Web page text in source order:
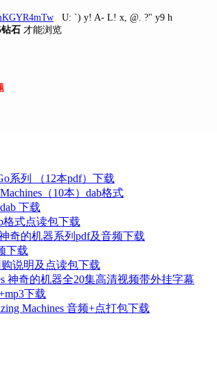
U: `) y! A- L! x, @. ?" y9 h
钻石 才能浏览
系列 （12本pdf）下载
（10本）dab格式
下载
格式点读包下载
奇的机器系列pdf及音频下载
下载
说明及点读包下载
神奇的机器全20集高清视频带外挂字幕
下载
Machines 音频+点打包下载